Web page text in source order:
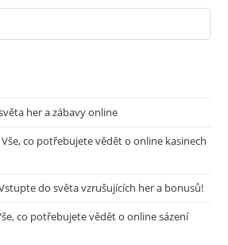
her a zábavy online
Vše, co potřebujete vědět o online kasinech
do světa vzrušujících her a bonusů!
co potřebujete vědět o online sázení